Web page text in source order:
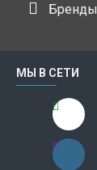
Бренды
МЫ В СЕТИ